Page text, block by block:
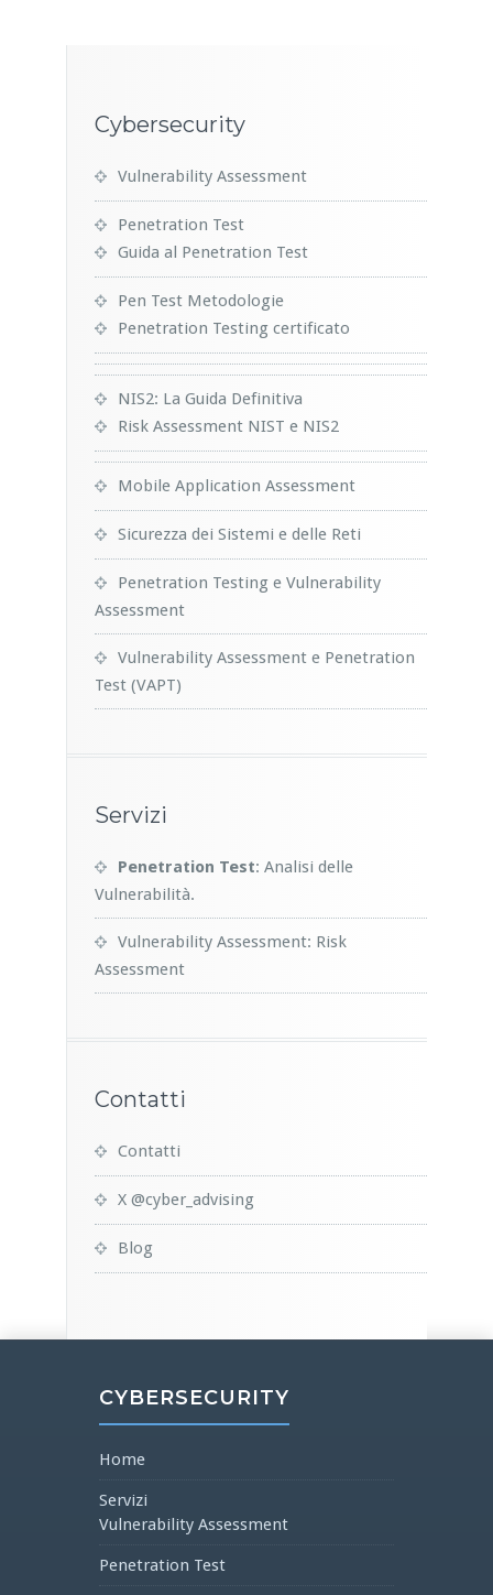
Cybersecurity
Vulnerability Assessment
Penetration Test
Guida al Penetration Test
Pen Test Metodologie
Penetration Testing certificato
NIS2: La Guida Definitiva
Risk Assessment NIST e NIS2
Mobile Application Assessment
Sicurezza dei Sistemi e delle Reti
Penetration Testing e Vulnerability
Assessment
Vulnerability Assessment e Penetration
Test (VAPT)
Servizi
Penetration Test: Analisi delle
Vulnerabilità.
Vulnerability Assessment: Risk
Assessment
Contatti
Contatti
X @cyber_advising
Blog
CYBERSECURITY
Home
Servizi
Vulnerability Assessment
Penetration Test